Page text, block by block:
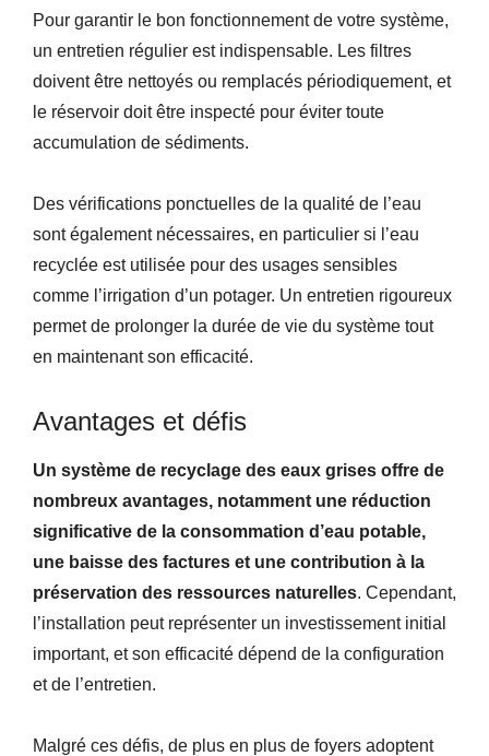
Pour garantir le bon fonctionnement de votre système,
un entretien régulier est indispensable. Les filtres
doivent être nettoyés ou remplacés périodiquement, et
le réservoir doit être inspecté pour éviter toute
accumulation de sédiments.
Des vérifications ponctuelles de la qualité de l’eau
sont également nécessaires, en particulier si l’eau
recyclée est utilisée pour des usages sensibles
comme l’irrigation d’un potager. Un entretien rigoureux
permet de prolonger la durée de vie du système tout
en maintenant son efficacité.
Avantages et défis
Un système de recyclage des eaux grises offre de
nombreux avantages, notamment une réduction
significative de la consommation d’eau potable,
une baisse des factures et une contribution à la
préservation des ressources naturelles. Cependant,
l’installation peut représenter un investissement initial
important, et son efficacité dépend de la configuration
et de l’entretien.
Malgré ces défis, de plus en plus de foyers adoptent